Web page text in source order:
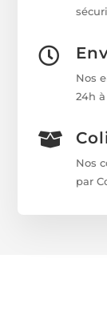

Nos
24h

Nos
par